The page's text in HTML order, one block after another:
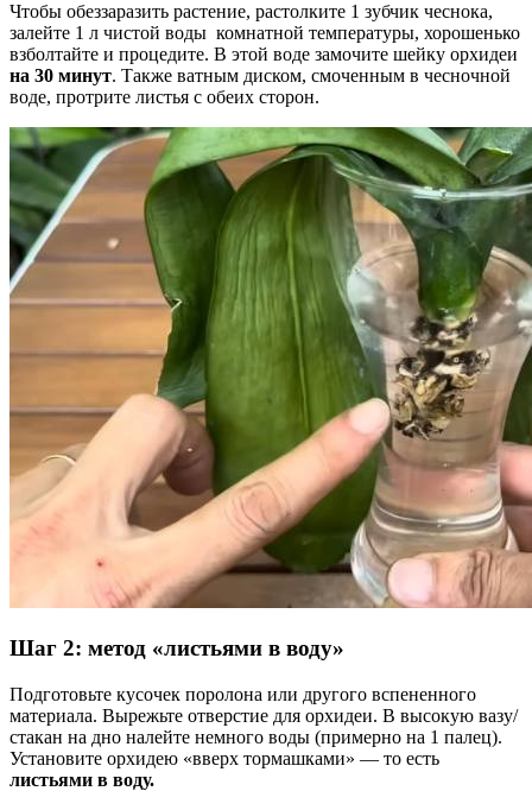
Чтобы обеззаразить растение, растолките 1 зубчик чеснока,
залейте 1 л чистой воды комнатной температуры, хорошенько
взболтайте и процедите. В этой воде замочите шейку орхидеи
на 30 минут. Также ватным диском, смоченным в чесночной
воде, протрите листья с обеих сторон.
Шаг 2: метод «листьями в воду»
Подготовьте кусочек поролона или другого вспененного
материала. Вырежьте отверстие для орхидеи. В высокую вазу/
стакан на дно налейте немного воды (примерно на 1 палец).
Установите орхидею «вверх тормашками» — то есть
листьями в воду.